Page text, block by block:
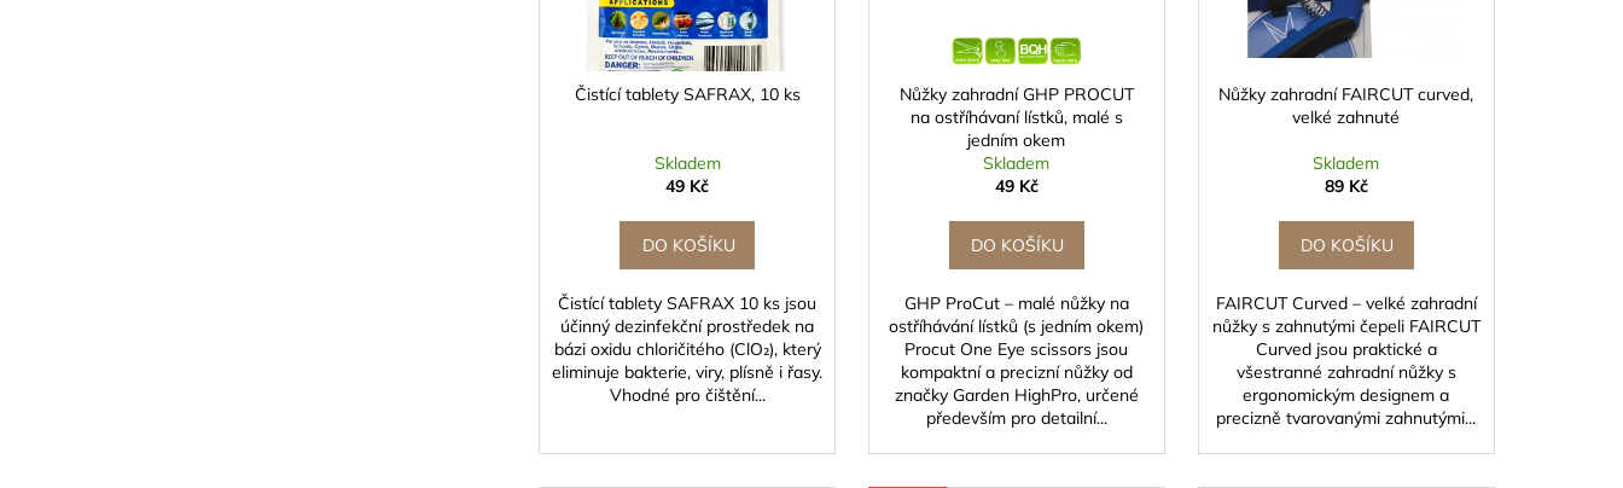
Čistící tablety SAFRAX, 10 ks
Skladem
49 Kč
DO KOŠÍKU
Čistící tablety SAFRAX 10 ks jsou
účinný dezinfekční prostředek na
bázi oxidu chloričitého (ClO₂), který
eliminuje bakterie, viry, plísně i řasy.
Vhodné pro čištění...
Nůžky zahradní GHP PROCUT
na ostříhávaní lístků, malé s
jedním okem
Skladem
49 Kč
DO KOŠÍKU
GHP ProCut – malé nůžky na
ostříhávání lístků (s jedním okem)
Procut One Eye scissors jsou
kompaktní a precizní nůžky od
značky Garden HighPro, určené
především pro detailní...
Nůžky zahradní FAIRCUT curved,
velké zahnuté
Skladem
89 Kč
DO KOŠÍKU
FAIRCUT Curved – velké zahradní
nůžky s zahnutými čepeli FAIRCUT
Curved jsou praktické a
všestranné zahradní nůžky s
ergonomickým designem a
precizně tvarovanými zahnutými...